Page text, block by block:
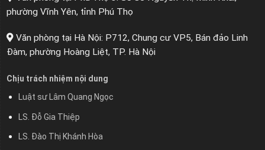
phường Vĩnh Yên, tỉnh Phú Thọ
Văn phòng tại Hà Nội: P712, Chung cư VP5, Bán đảo Linh
Đàm, phường Hoàng Liệt, TP. Hà Nội
Chịu trách nhiệm nội dung
Luật sư Lâm Quang Ngọc
LS. Đỗ Gia Thiệp
LS. Đào Thị Khánh Hòa